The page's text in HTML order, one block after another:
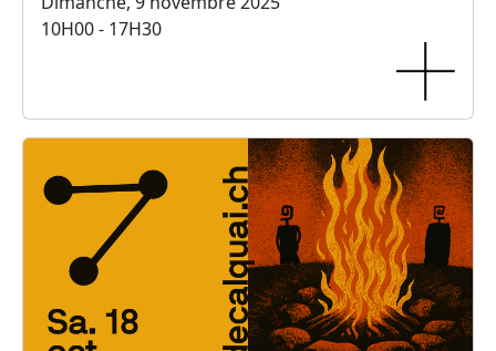
10H00 - 17H30